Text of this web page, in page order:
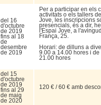
del 16
d'octubre
de 2019
fins al 18
de
desembre
de 2019
Per a participar en els
activitats o els tallers
Jove, les inscripcions
presencials, és a dir,
l'Espai Jove, a
França, 25.
Horari: de dilluns a
9.00 a 14.00 hores i de
21.00 hores
del 15
d'octubre
de 2019
fins al 29
de maig
de 2020
120 € / 60 € amb